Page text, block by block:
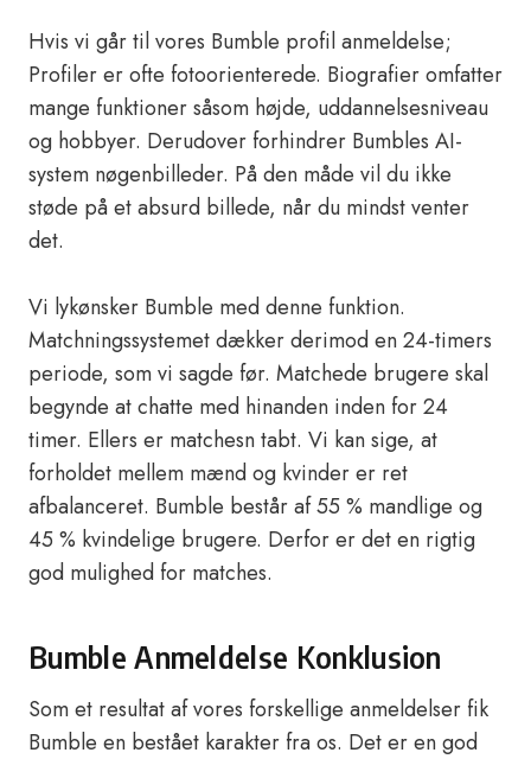
Hvis vi går til vores Bumble profil anmeldelse;
Profiler er ofte fotoorienterede. Biografier omfatter
mange funktioner såsom højde, uddannelsesniveau
og hobbyer. Derudover forhindrer Bumbles AI-
system nøgenbilleder. På den måde vil du ikke
støde på et absurd billede, når du mindst venter
det.
Vi lykønsker Bumble med denne funktion.
Matchningssystemet dækker derimod en 24-timers
periode, som vi sagde før. Matchede brugere skal
begynde at chatte med hinanden inden for 24
timer. Ellers er matchesn tabt. Vi kan sige, at
forholdet mellem mænd og kvinder er ret
afbalanceret. Bumble består af 55 % mandlige og
45 % kvindelige brugere. Derfor er det en rigtig
god mulighed for matches.
Bumble Anmeldelse Konklusion
Som et resultat af vores forskellige anmeldelser fik
Bumble en bestået karakter fra os. Det er en god